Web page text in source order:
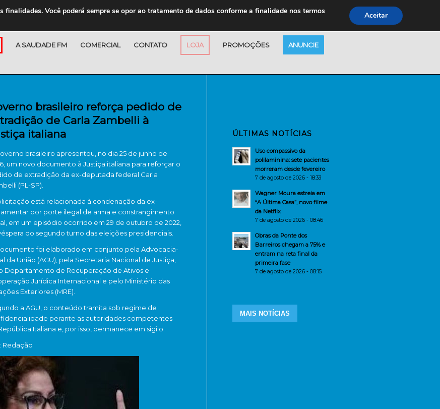
A SAUDADE FM COMERCIAL CONTATO LOJA PROMOÇÕES ANUNCIE
brasileiro reforça pedido de
de Carla Zambelli à
italiana
brasileiro apresentou, no dia 25 de junho de
um novo documento à Justiça italiana para reforçar o
de extradição da ex-deputada federal Carla
(PL-SP).
está relacionada à condenação da ex-
por porte ilegal de arma e constrangimento
em um episódio ocorrido em 29 de outubro de 2022,
do segundo turno das eleições presidenciais.
foi elaborado em conjunto pela Advocacia-
da União (AGU), pela Secretaria Nacional de Justiça,
Departamento de Recuperação de Ativos e
Jurídica Internacional e pelo Ministério das
Exteriores (MRE).
a AGU, o conteúdo tramita sob regime de
perante as autoridades competentes
Italiana e, por isso, permanece em sigilo.
Redação
ÚLTIMAS NOTÍCIAS
Uso compassivo da
polilaminina: sete pacientes
morreram desde fevereiro
7 de agosto de 2026 - 18:33
Wagner Moura estreia em
“A Última Casa”, novo filme
da Netflix
7 de agosto de 2026 - 08:46
Obras da Ponte dos
Barreiros chegam a 75% e
entram na reta final da
primeira fase
7 de agosto de 2026 - 08:15
MAIS NOTÍCIAS
Você poderá sempre se opor ao tratamento de dados conforme a finalidade nos termos
Aceitar